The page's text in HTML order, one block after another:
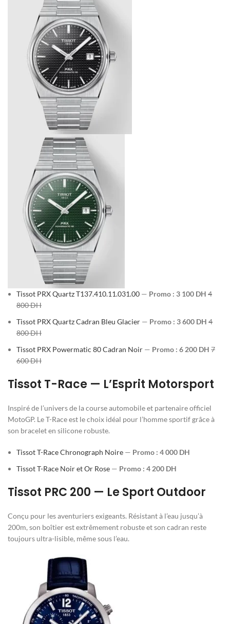
Tissot PRX Quartz T137.410.11.031.00 — Promo : 3 100 DH 4
800 DH
Tissot PRX Quartz Cadran Bleu Glacier — Promo : 3 600 DH 4
800 DH
Tissot PRX Powermatic 80 Cadran Noir — Promo : 6 200 DH 7
600 DH
Tissot T-Race — L’Esprit Motorsport
Inspiré de l’univers de la course automobile et partenaire officiel
MotoGP. Le T-Race est le choix idéal pour l’homme sportif grâce à
son bracelet en silicone robuste.
Tissot T-Race Chronograph Noire — Promo : 4 000 DH
Tissot T-Race Noir et Or Rose — Promo : 4 200 DH
Tissot PRC 200 — Le Sport Outdoor
Conçu pour les aventuriers exigeants. Résistant à l’eau jusqu’à
200m, son boîtier est extrêmement robuste et son cadran reste
toujours ultra-lisible, même sous l’eau.